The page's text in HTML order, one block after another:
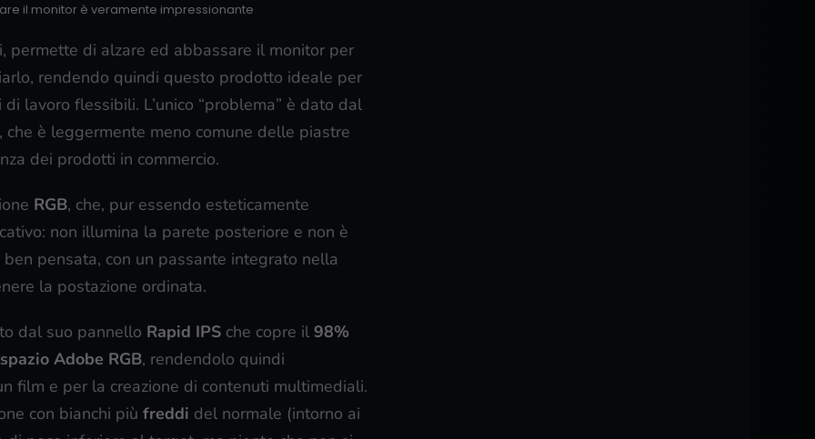
il monitor è veramente impressionante
permette di alzare ed abbassare il monitor per
rendendo quindi questo prodotto ideale per
lavoro flessibili. L’unico “problema” è dato dal
, che è leggermente meno comune delle piastre
dei prodotti in commercio.
RGB, che, pur essendo esteticamente
non illumina la parete posteriore e non è
ben pensata, con un passante integrato nella
la postazione ordinata.
dal suo pannello Rapid IPS che copre il 98%
Adobe RGB, rendendolo quindi
film e per la creazione di contenuti multimediali.
con bianchi più freddi del normale (intorno ai